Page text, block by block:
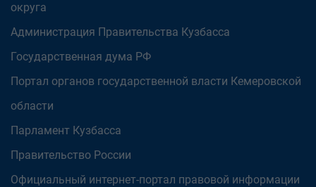
округа
Администрация Правительства Кузбасса
Государственная дума РФ
Портал органов государственной власти Кемеровской
области
Парламент Кузбасса
Правительство России
Официальный интернет-портал правовой информации